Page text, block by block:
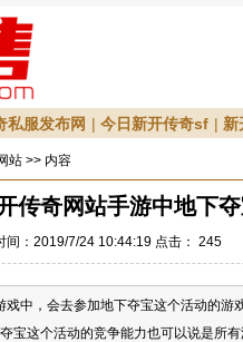
私服发布网 | 今日新开传奇sf | 新
站 >> 内容
传奇网站手游中地下
间：2019/7/24 10:44:19 点击： 245
，会去参加地下夺宝这个活动的游
宝这个活动的竞争能力也可以说是所